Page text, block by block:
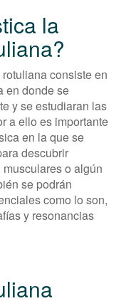
la
consiste en
en donde se
y se estudiaran las
a ello es importante
en la que se
descubrir
o algún
se podrán
como lo son,
y resonancias